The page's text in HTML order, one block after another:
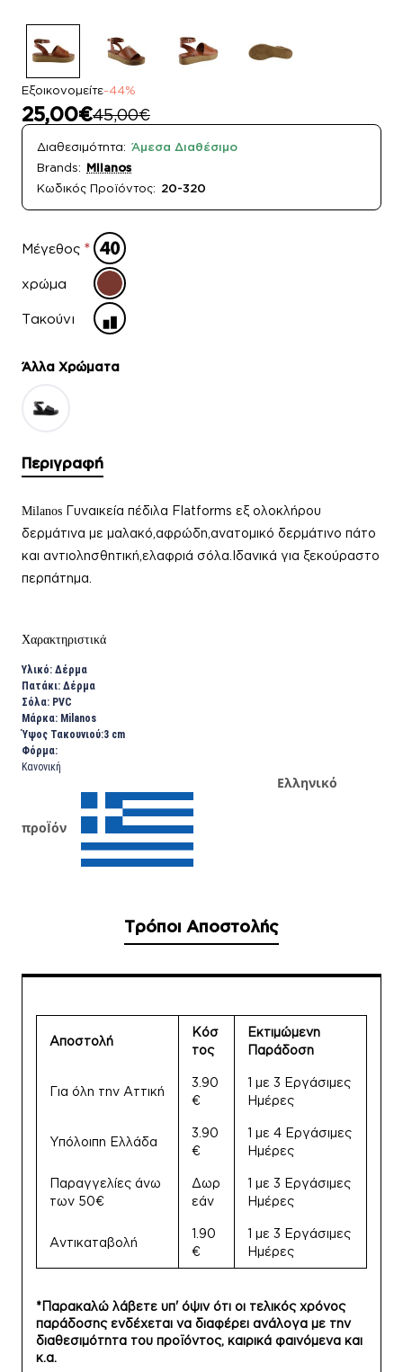
Εξοικονομείτε-44%
25,00€45,00€
Διαθεσιμότητα: Άμεσα Διαθέσιμο
Brands: Milanos
Κωδικός Προϊόντος: 20-320
Μέγεθος
χρώμα
Τακούνι
Άλλα Xρώματα
Περιγραφή
Milanos Γυναικεία πέδιλα Flatforms εξ ολοκλήρου
δερμάτινα με μαλακό,αφρώδη,ανατομικό δερμάτινο πάτο
και αντιολησθητική,ελαφριά σόλα.Ιδανικά για ξεκούραστο
περπάτημα.
Χαρακτηριστικά
Υλικό: Δέρμα
Πατάκι: Δέρμα
Σόλα: PVC
Μάρκα: Milanos
Ύψος Τακουνιού:3 cm
Φόρμα:
Κανονική
Ελληνικό
προΪόν
Τρόποι Αποστολής
Αποστολή
Κόσ
τος
Εκτιμώμενη
Παράδοση
Για όλη την Αττική
3.90
€
1 με 3 Εργάσιμες
Ημέρες
Υπόλοιπη Ελλάδα
3.90
€
1 με 4 Εργάσιμες
Ημέρες
Παραγγελίες άνω
των 50€
Δωρ
εάν
1 με 3 Εργάσιμες
Ημέρες
Αντικαταβολή
1.90
€
1 με 3 Εργάσιμες
Ημέρες
*Παρακαλώ λάβετε υπ' όψιν ότι οι τελικός χρόνος
παράδοσης ενδέχεται να διαφέρει ανάλογα με την
διαθεσιμότητα του προϊόντος, καιρικά φαινόμενα και
κ.α.